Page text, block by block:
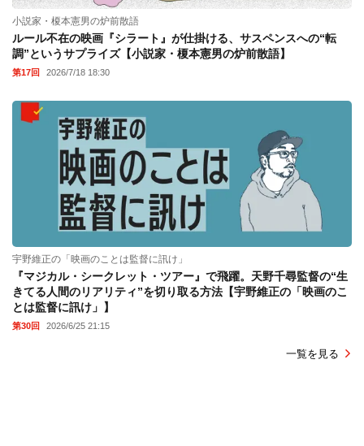
小説家・榎本憲男の炉前散語
ルール不在の映画『シラート』が仕掛ける、サスペンスへの“転
調”というサプライズ【小説家・榎本憲男の炉前散語】
第17回 2026/7/18 18:30
宇野維正の「映画のことは監督に訊け」
『マジカル・シークレット・ツアー』で飛躍。天野千尋監督の“生
きてる人間のリアリティ”を切り取る方法【宇野維正の「映画のこ
とは監督に訊け」】
第30回 2026/6/25 21:15
一覧を見る